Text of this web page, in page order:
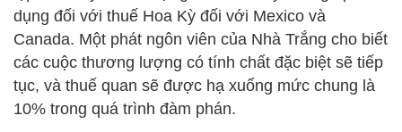
dụng đối với thuế Hoa Kỳ đối với Mexico và
Canada. Một phát ngôn viên của Nhà Trắng cho biết
các cuộc thương lượng có tính chất đặc biệt sẽ tiếp
tục, và thuế quan sẽ được hạ xuống mức chung là
10% trong quá trình đàm phán.